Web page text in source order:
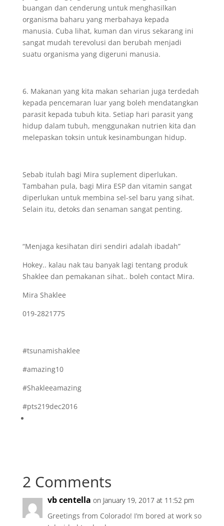
buangan dan cenderung untuk menghasilkan
organisma baharu yang merbahaya kepada
manusia. Cuba lihat, kuman dan virus sekarang ini
sangat mudah terevolusi dan berubah menjadi
suatu organisma yang digeruni manusia.
6. Makanan yang kita makan seharian juga terdedah
kepada pencemaran luar yang boleh mendatangkan
parasit kepada tubuh kita. Setiap hari parasit yang
hidup dalam tubuh, menggunakan nutrien kita dan
melepaskan toksin untuk kesinambungan hidup.
Sebab itulah bagi Mira suplement diperlukan.
Tambahan pula, bagi Mira ESP dan vitamin sangat
diperlukan untuk membina sel-sel baru yang sihat.
Selain itu, detoks dan senaman sangat penting.
“Menjaga kesihatan diri sendiri adalah ibadah”
Hokey.. kalau nak tau banyak lagi tentang produk
Shaklee dan pemakanan sihat.. boleh contact Mira.
Mira Shaklee
019-2821775
#tsunamishaklee
#amazing10
#Shakleeamazing
#pts219dec2016
2 Comments
vb centella on January 19, 2017 at 11:52 pm
Greetings from Colorado! I’m bored at work so